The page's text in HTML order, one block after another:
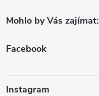
a
Mohlo by Vás zajímat:
Facebook
Instagram